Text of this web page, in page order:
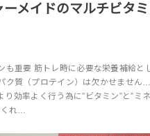
メイドのマルチビタ
も重要 筋トレ時に必要な栄養補給と
ク質（プロテイン）は欠かせません…
り効率よく行う為に”ビタミン”と”ミ
れ…